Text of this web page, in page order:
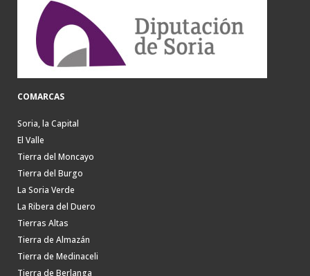
COMARCAS
Soria, la Capital
El Valle
Tierra del Moncayo
Tierra del Burgo
La Soria Verde
La Ribera del Duero
Tierras Altas
Tierra de Almazán
Tierra de Medinaceli
Tierra de Berlanga